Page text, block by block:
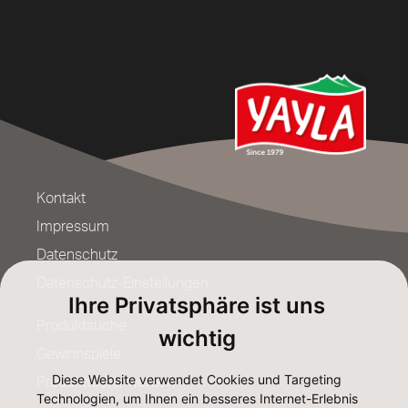
Ihre Privatsphäre ist uns
wichtig
Diese Website verwendet Cookies und Targeting
Technologien, um Ihnen ein besseres Internet-Erlebnis
Kontakt
Impressum
Datenschutz
Produkttester werden